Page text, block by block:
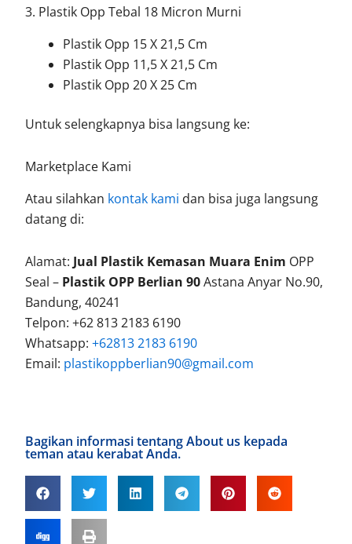
3. Plastik Opp Tebal 18 Micron Murni
Plastik Opp 15 X 21,5 Cm
Plastik Opp 11,5 X 21,5 Cm
Plastik Opp 20 X 25 Cm
Untuk selengkapnya bisa langsung ke:
Marketplace Kami
Atau silahkan kontak kami dan bisa juga langsung
datang di:
Alamat: Jual Plastik Kemasan Muara Enim OPP
Seal – Plastik OPP Berlian 90Astana Anyar No.90,
Bandung, 40241
Telpon: +62 813 2183 6190
Whatsapp:+62813 2183 6190
Email: plastikoppberlian90@gmail.com
Bagikan informasi tentang About us kepada
teman atau kerabat Anda.